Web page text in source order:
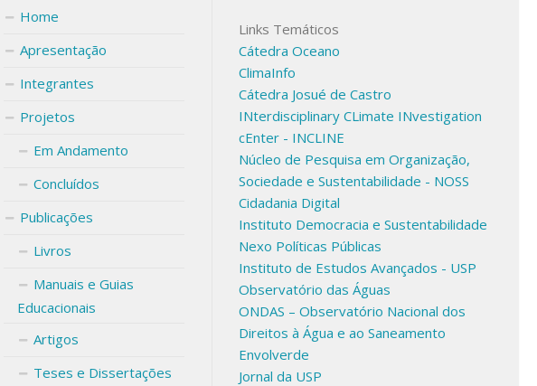
Links Temáticos
Cátedra Oceano
ClimaInfo
Cátedra Josué de Castro
INterdisciplinary CLimate INvestigation
cEnter - INCLINE
Núcleo de Pesquisa em Organização,
Sociedade e Sustentabilidade - NOSS
Cidadania Digital
Instituto Democracia e Sustentabilidade
Nexo Políticas Públicas
Instituto de Estudos Avançados - USP
Observatório das Águas
ONDAS – Observatório Nacional dos
Direitos à Água e ao Saneamento
Envolverde
Jornal da USP
Home
Apresentação
Integrantes
Projetos
Em Andamento
Concluídos
Publicações
Livros
Manuais e Guias
Educacionais
Artigos
Teses e Dissertações